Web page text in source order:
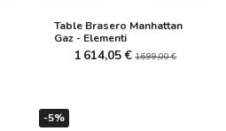
Table Brasero Manhattan
Gaz - Elementi
1 614,05 € 1 699,00 €
-5%